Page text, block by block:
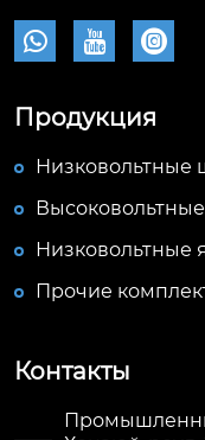
  
Продукция
Низковольтные
Низковольтные
Прочие
Контакты